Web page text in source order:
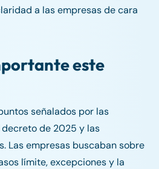
a las empresas de cara
este
señalados por las
de 2025 y las
Las empresas buscaban sobre
límite, excepciones y la